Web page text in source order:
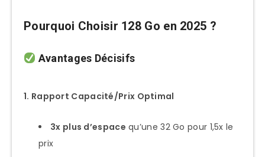
Pourquoi Choisir 128 Go en 2025 ?
Avantages Décisifs
1. Rapport Capacité/Prix Optimal
3x plus d’espace qu’une 32 Go pour 1,5x le
prix